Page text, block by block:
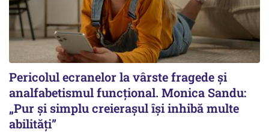
Pericolul ecranelor la vârste fragede și
analfabetismul funcțional. Monica Sandu:
„Pur și simplu creierașul își inhibă multe
abilități”